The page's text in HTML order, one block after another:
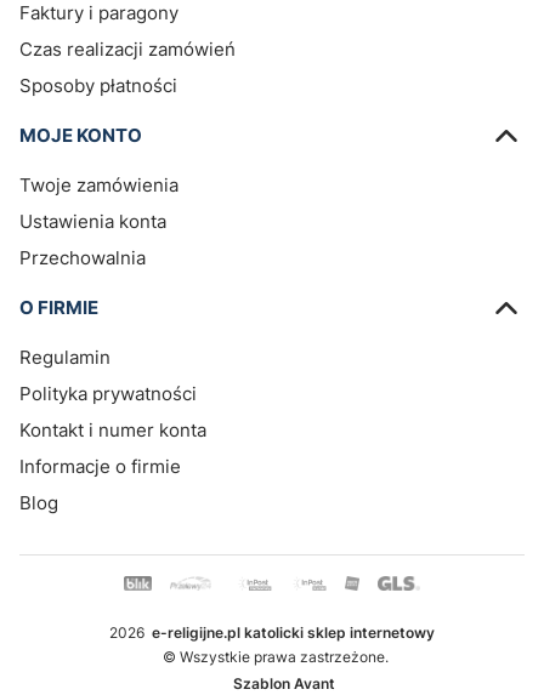
Faktury i paragony
Czas realizacji zamówień
Sposoby płatności
MOJE KONTO
Twoje zamówienia
Ustawienia konta
Przechowalnia
O FIRMIE
Regulamin
Polityka prywatności
Kontakt i numer konta
Informacje o firmie
Blog
2026 e-religijne.pl katolicki sklep internetowy
© Wszystkie prawa zastrzeżone.
Szablon Avant